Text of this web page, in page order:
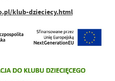
klub-dzieciecy.html